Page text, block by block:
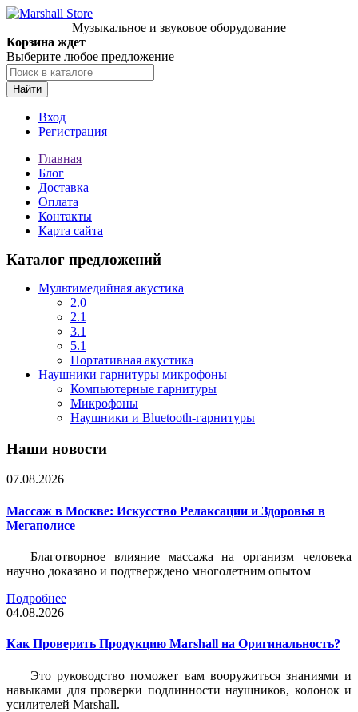
Музыкальное и звуковое оборудование
Корзина ждет
Выберите любое предложение
Найти
Вход
Регистрация
Главная
Блог
Доставка
Оплата
Контакты
Карта сайта
Каталог предложений
Мультимедийная акустика
2.0
2.1
3.1
5.1
Портативная акустика
Наушники гарнитуры микрофоны
Компьютерные гарнитуры
Микрофоны
Наушники и Bluetooth-гарнитуры
Наши новости
07.08.2026
Массаж в Москве: Искусство Релаксации и Здоровья в
Мегаполисе
Благотворное влияние массажа на организм человека
научно доказано и подтверждено многолетним опытом
Подробнее
04.08.2026
Как Проверить Продукцию Marshall на Оригинальность?
Это руководство поможет вам вооружиться знаниями и
навыками для проверки подлинности наушников, колонок и
усилителей Marshall.